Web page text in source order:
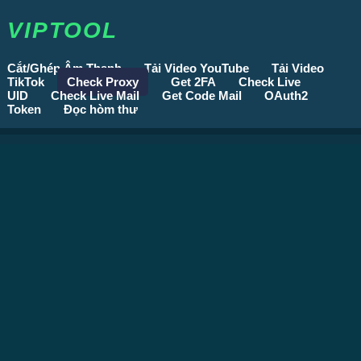
VIPTOOL
Cắt/Ghép Âm Thanh Tải Video YouTube
Tải Video
TikTok
Check Proxy Get 2FA
Check Live
UID
Check Live Mail Get Code Mail
OAuth2
Token
Đọc hòm thư